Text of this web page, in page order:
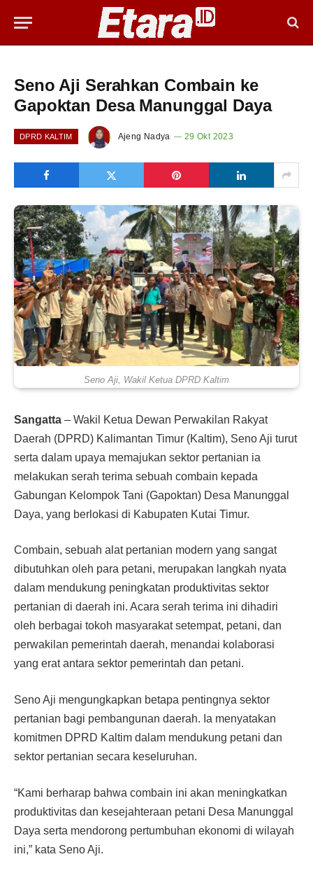
Seno Aji Serahkan Combain ke
Gapoktan Desa Manunggal Daya
DPRD KALTIM Ajeng Nadya 29 Okt 2023
Seno Aji, Wakil Ketua DPRD Kaltim
Sangatta – Wakil Ketua Dewan Perwakilan Rakyat
Daerah (DPRD) Kalimantan Timur (Kaltim), Seno Aji turut
serta dalam upaya memajukan sektor pertanian ia
melakukan serah terima sebuah combain kepada
Gabungan Kelompok Tani (Gapoktan) Desa Manunggal
Daya, yang berlokasi di Kabupaten Kutai Timur.
Combain, sebuah alat pertanian modern yang sangat
dibutuhkan oleh para petani, merupakan langkah nyata
dalam mendukung peningkatan produktivitas sektor
pertanian di daerah ini. Acara serah terima ini dihadiri
oleh berbagai tokoh masyarakat setempat, petani, dan
perwakilan pemerintah daerah, menandai kolaborasi
yang erat antara sektor pemerintah dan petani.
Seno Aji mengungkapkan betapa pentingnya sektor
pertanian bagi pembangunan daerah. Ia menyatakan
komitmen DPRD Kaltim dalam mendukung petani dan
sektor pertanian secara keseluruhan.
“Kami berharap bahwa combain ini akan meningkatkan
produktivitas dan kesejahteraan petani Desa Manunggal
Daya serta mendorong pertumbuhan ekonomi di wilayah
ini,” kata Seno Aji.